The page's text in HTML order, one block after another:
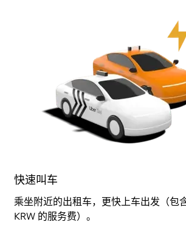
快速叫车
乘坐附近的出租车，更快上车出发（包
KRW 的服务费）。